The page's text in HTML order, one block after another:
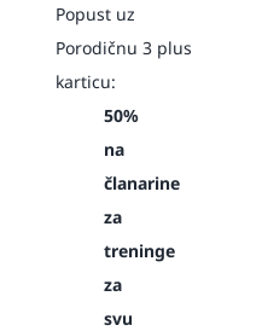
Popust uz
Porodičnu 3 plus
karticu:
50%
na
članarine
za
treninge
za
svu